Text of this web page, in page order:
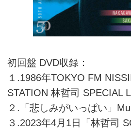
初回盤 DVD収録：
１.1986年TOKYO FM
STATION 林哲司 SPECIAL
２.「悲しみがいっぱい」
３.2023年4月1日「林哲司